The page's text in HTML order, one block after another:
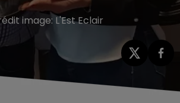
image: L'Est Eclair